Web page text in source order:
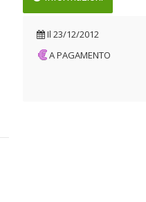
Il 23/12/2012
A PAGAMENTO